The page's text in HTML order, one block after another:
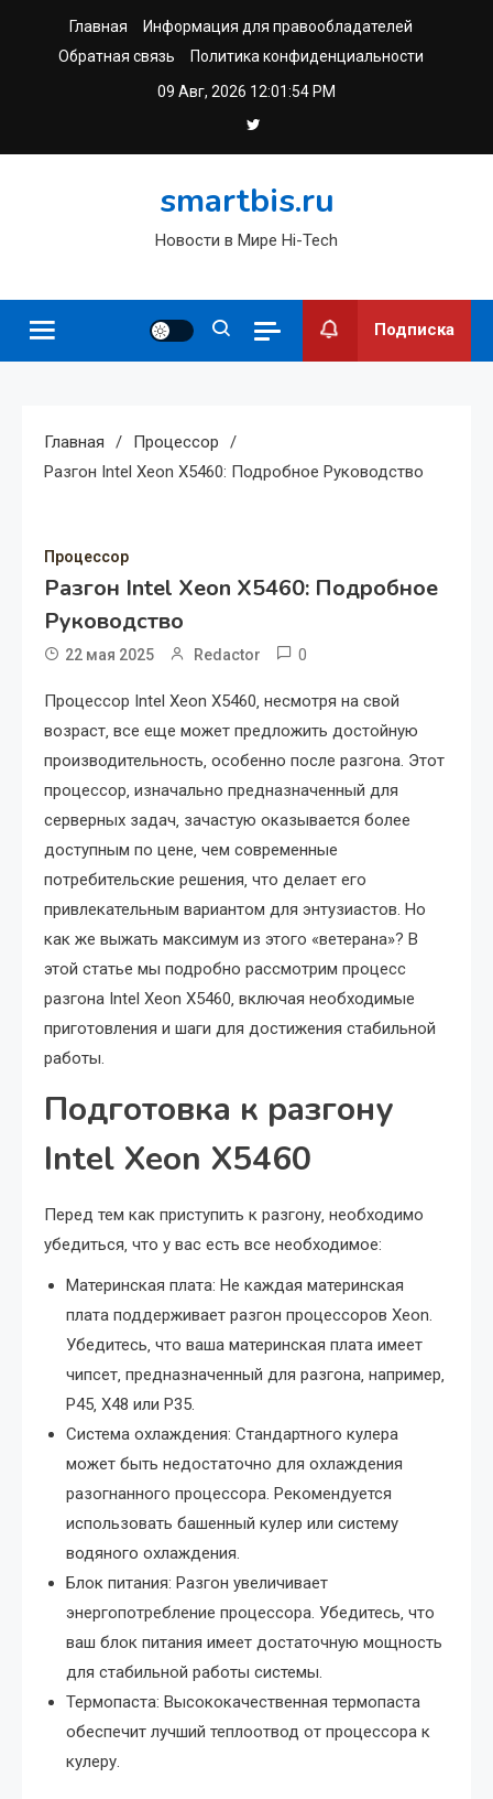
Главная
Информация для правообладателей
Обратная связь
Политика конфиденциальности
09 Авг, 2026 12:01:55 PM
smartbis.ru
Новости в Мире Hi-Tech
Подписка
Главная
Процессор
Разгон Intel Xeon X5460: Подробное Руководство
Процессор
Разгон Intel Xeon X5460: Подробное
Руководство
22 мая 2025 Redactor 0
Процессор Intel Xeon X5460‚ несмотря на свой
возраст‚ все еще может предложить достойную
производительность‚ особенно после разгона. Этот
процессор‚ изначально предназначенный для
серверных задач‚ зачастую оказывается более
доступным по цене‚ чем современные
потребительские решения‚ что делает его
привлекательным вариантом для энтузиастов. Но
как же выжать максимум из этого «ветерана»? В
этой статье мы подробно рассмотрим процесс
разгона Intel Xeon X5460‚ включая необходимые
приготовления и шаги для достижения стабильной
работы.
Подготовка к разгону
Intel Xeon X5460
Перед тем как приступить к разгону‚ необходимо
убедиться‚ что у вас есть все необходимое:
Материнская плата: Не каждая материнская
плата поддерживает разгон процессоров Xeon.
Убедитесь‚ что ваша материнская плата имеет
чипсет‚ предназначенный для разгона‚ например‚
P45‚ X48 или P35.
Система охлаждения: Стандартного кулера
может быть недостаточно для охлаждения
разогнанного процессора. Рекомендуется
использовать башенный кулер или систему
водяного охлаждения.
Блок питания: Разгон увеличивает
энергопотребление процессора. Убедитесь‚ что
ваш блок питания имеет достаточную мощность
для стабильной работы системы.
Термопаста: Высококачественная термопаста
обеспечит лучший теплоотвод от процессора к
кулеру.